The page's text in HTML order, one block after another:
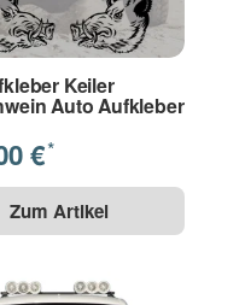
Keiler
Auto Aufkleber
€*
Zum Artikel